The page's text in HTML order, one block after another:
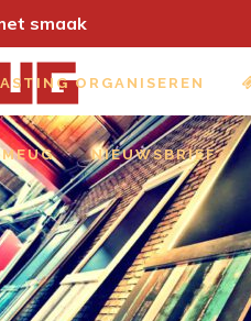
smaak
ORGANISEREN
NIEUWSBRIEF